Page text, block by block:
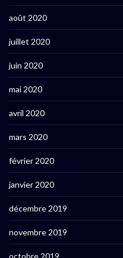
août 2020
juillet 2020
juin 2020
mai 2020
avril 2020
mars 2020
février 2020
janvier 2020
décembre 2019
novembre 2019